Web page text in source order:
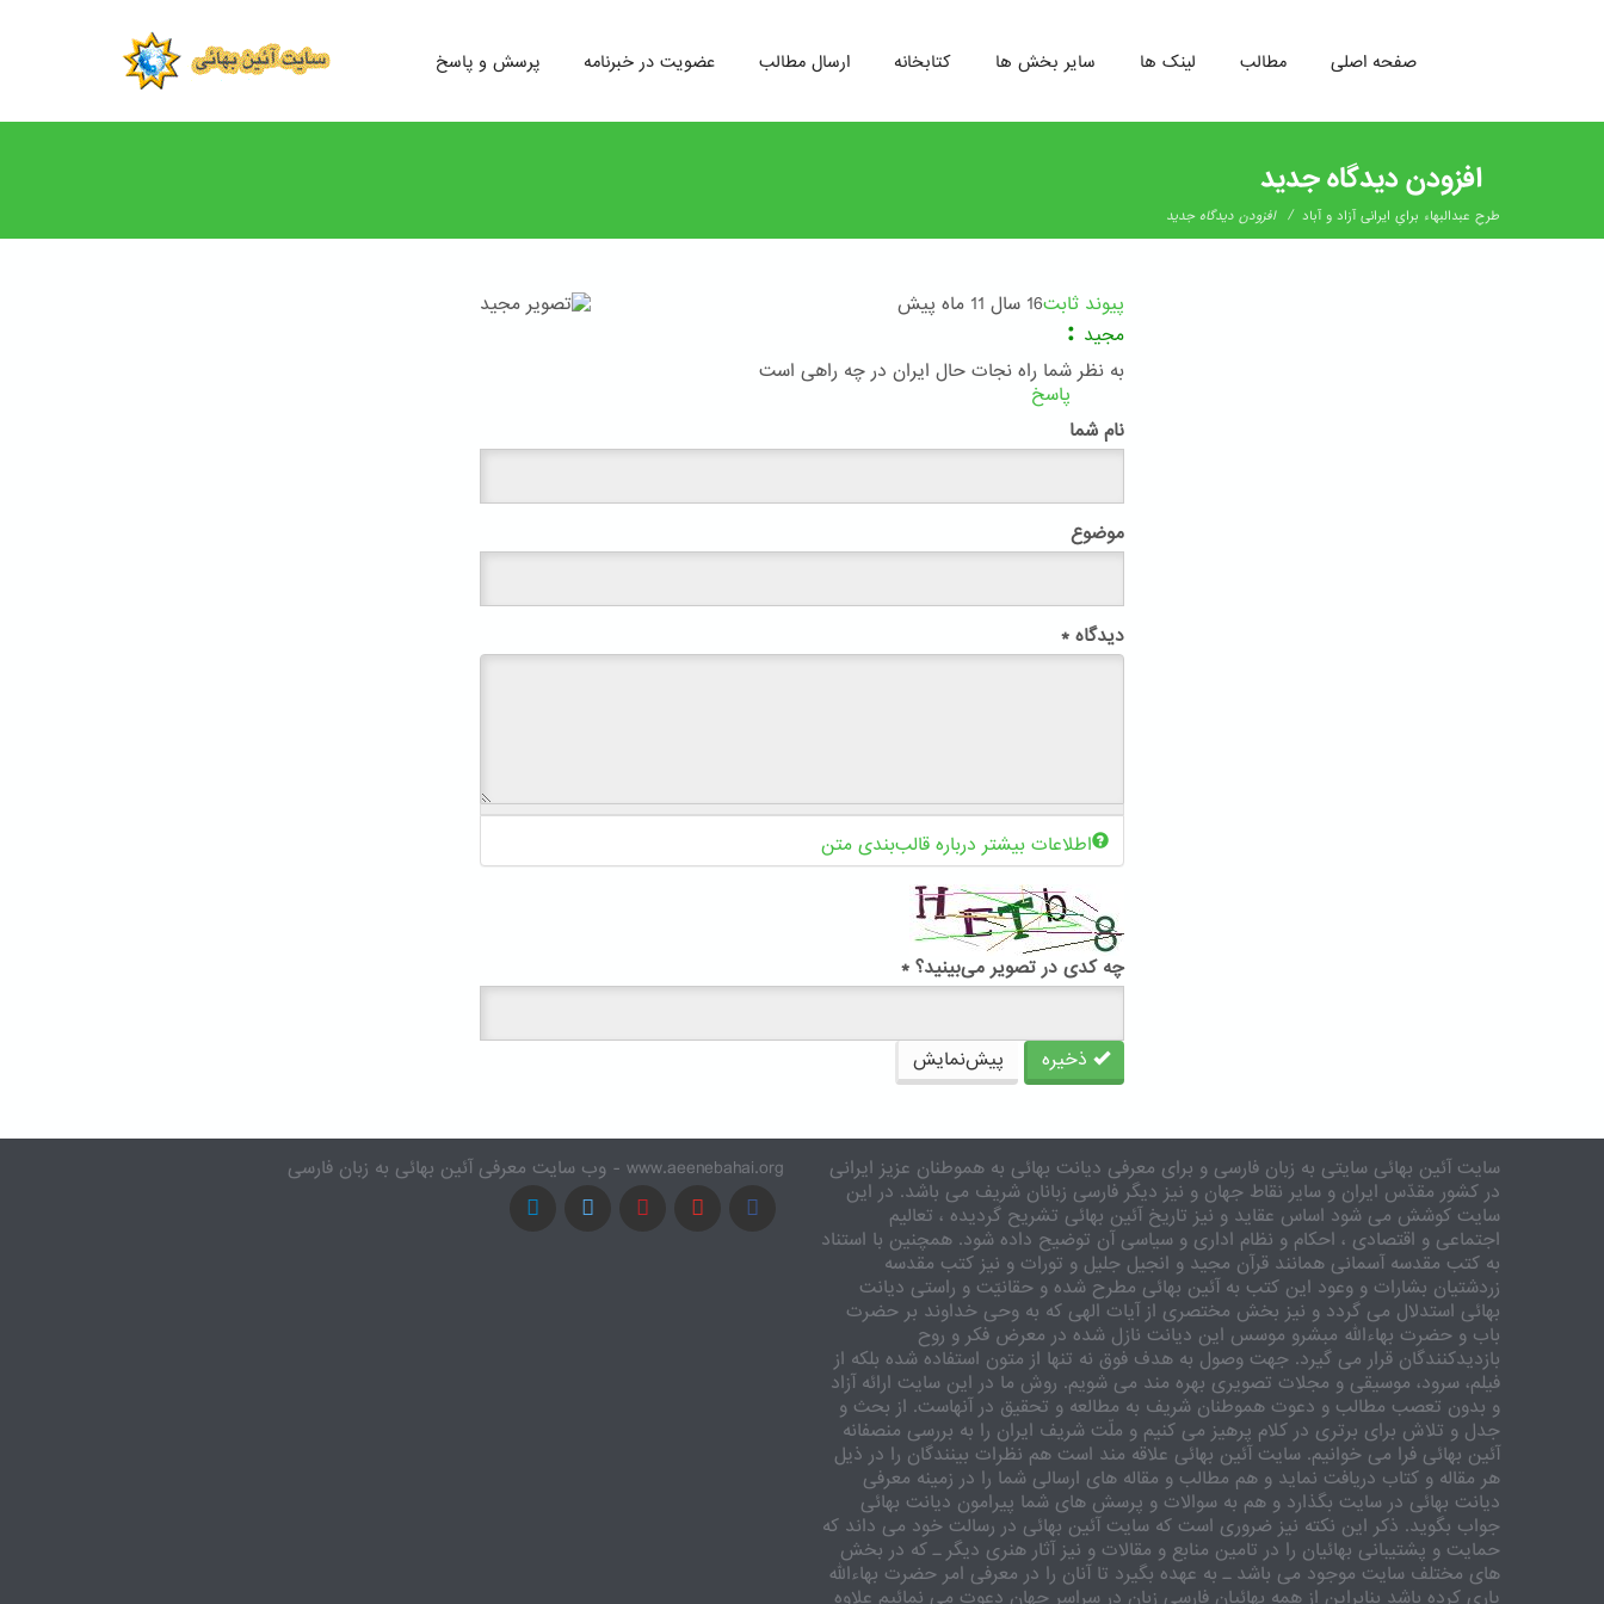
رفتن
پرسش و پاسخ عضویت در خبرنامه ارسال مطالب کتابخانه سایر بخش ها لینک ها مطالب صفحه اصلی
افزودن دیدگاه جدید
طرحِ عبدالبهاء برایِ ایرانی آزاد و آباد / افزودن دیدگاه جدید
پیوند ثابت16 سال 11 ماه پیش
مجید :
به نظر شما راه نجات حال ایران در چه راهی است
پاسخ
نام شما
موضوع
دیدگاه *
اطلاعات بیشتر درباره قالب‌بندی متن
چه کدی در تصویر می‌بینید؟ *
ذخیره پیش‌نمایش
www.aeenebahai.org - وب سایت معرفی آئین بهائی به زبان فارسی
سایت آئین بهائی سایتی به زبان فارسی و برای معرفی دیانت بهائی به هموطنان عزیز ایرانی
در کشور مقدّس ایران و سایر نقاط جهان و نیز دیگر فارسی زبانان شریف می باشد. در این
سایت کوشش می شود اساس عقاید و نیز تاریخ آئین بهائی تشریح گردیده ، تعالیم
اجتماعی و اقتصادی ، احکام و نظام اداری و سیاسی آن توضیح داده شود. همچنین با استناد
به کتب مقدسه آسمانی همانند قرآن مجید و انجیل جلیل و تورات و نیز کتب مقدسه
زردشتیان بشارات و وعود این کتب به آئین بهائی مطرح شده و حقانیّت و راستی دیانت
بهائی استدلال می گردد و نیز بخش مختصری از آیات الهی که به وحی خداوند بر حضرت
باب و حضرت بهاءالله مبشرو موسس این دیانت نازل شده در معرض فکر و روح
بازدیدکنندگان قرار می گیرد. جهت وصول به هدف فوق نه تنها از متون استفاده شده بلکه از
فیلم، سرود، موسیقی و مجلات تصویری بهره مند می شویم. روش ما در این سایت ارائه آزاد
و بدون تعصب مطالب و دعوت هموطنان شریف به مطالعه و تحقیق در آنهاست. از بحث و
جدل و تلاش برای برتری در کلام پرهیز می کنیم و ملّت شریف ایران را به بررسی منصفانه
آئین بهائی فرا می خوانیم. سایت آئین بهائی علاقه مند است هم نظرات بینندگان را در ذیل
هر مقاله و کتاب دریافت نماید و هم مطالب و مقاله های ارسالی شما را در زمینه معرفی
دیانت بهائی در سایت بگذارد و هم به سوالات و پرسش های شما پیرامون دیانت بهائی
جواب بگوید. ذکر این نکته نیز ضروری است که سایت آئین بهائی در رسالت خود می داند که
حمایت و پشتیبانی بهائیان را در تامین منابع و مقالات و نیز آثار هنری دیگر ـ که در بخش
های مختلف سایت موجود می باشد ـ به عهده بگیرد تا آنان را در معرفی امر حضرت بهاءالله
یاری کرده باشد بنابراین از همه بهائیان فارسی زبان در سراسر جهان دعوت می نمائیم علاوه